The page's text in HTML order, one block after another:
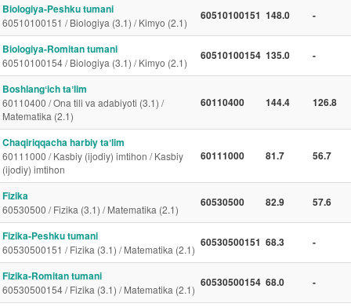
Biologiya-Peshku tumani
60510100151 / Biologiya (3.1) / Kimyo (2.1)
60510100151 148.0 -
Biologiya-Romitan tumani
60510100154 / Biologiya (3.1) / Kimyo (2.1)
60510100154 135.0 -
Boshlangʻich taʼlim
60110400 / Ona tili va adabiyoti (3.1) /
Matematika (2.1)
60110400 144.4 126.8
Chaqiriqqacha harbiy taʼlim
60111000 / Kasbiy (ijodiy) imtihon / Kasbiy
(ijodiy) imtihon
60111000 81.7 56.7
Fizika
60530500 / Fizika (3.1) / Matematika (2.1)
60530500 82.9 57.6
Fizika-Peshku tumani
60530500151 / Fizika (3.1) / Matematika (2.1)
60530500151 68.3 -
Fizika-Romitan tumani
60530500154 / Fizika (3.1) / Matematika (2.1)
60530500154 68.0 -